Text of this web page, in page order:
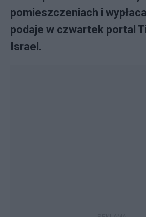
pomieszczeniach i
podaje w czwartek portal
Israel.